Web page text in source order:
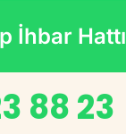
İhbar Hattı
88 23